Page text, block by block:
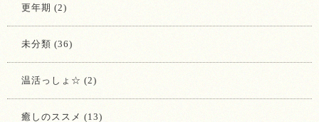
更年期 (2)
未分類 (36)
温活っしょ☆ (2)
癒しのススメ (13)